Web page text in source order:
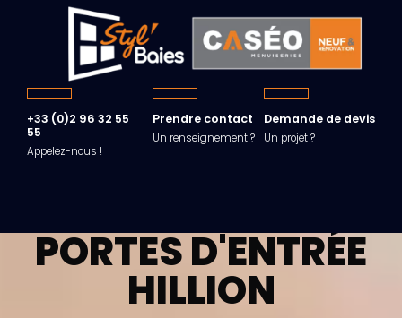
+33 (0)2 96 32 55
55
Appelez-nous !
Prendre contact
Un renseignement ?
Demande de devis
Un projet ?
PORTES D'ENTRÉE
HILLION